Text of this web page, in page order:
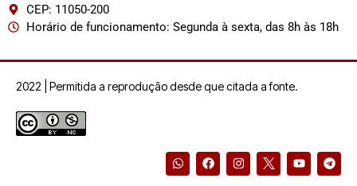
CEP: 11050-200
Horário de funcionamento: Segunda à sexta, das 8h às 18h
2022 | Permitida a reprodução desde que citada a fonte.